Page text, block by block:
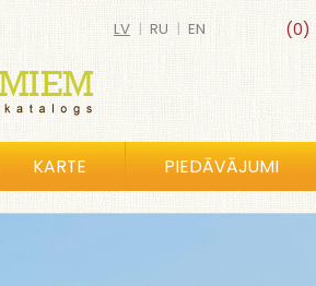
(0)
LV | RU | EN
KARTE PIEDĀVĀJUMI